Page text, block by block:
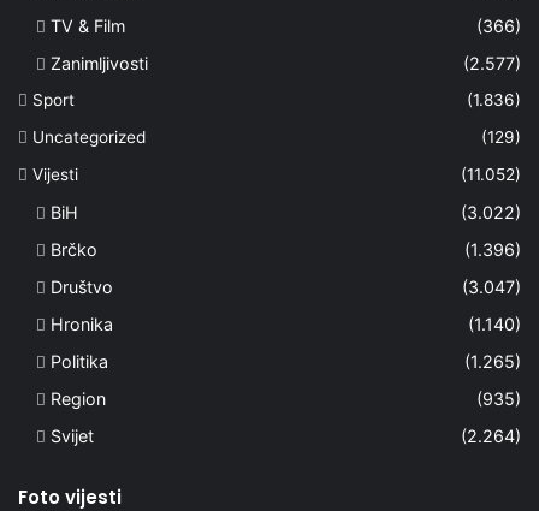
TV & Film
(366)
Zanimljivosti
(2.577)
Sport
(1.836)
Uncategorized
(129)
Vijesti
(11.052)
BiH
(3.022)
Brčko
(1.396)
Društvo
(3.047)
Hronika
(1.140)
Politika
(1.265)
Region
(935)
Svijet
(2.264)
Foto vijesti